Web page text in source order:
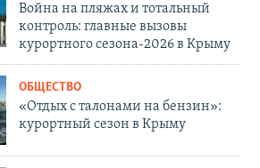
Война на пляжах и тотальный
контроль: главные вызовы
курортного сезона-2026 в Крыму
ОБЩЕСТВО
«Отдых с талонами на бензин»:
курортный сезон в Крыму